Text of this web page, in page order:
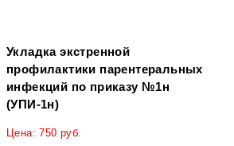
Укладка экстренной
профилактики парентеральных
инфекций по приказу №1н
(УПИ-1н)
Цена:750 руб.